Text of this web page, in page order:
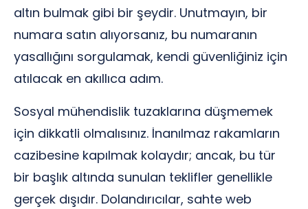
altın bulmak gibi bir şeydir. Unutmayın, bir
numara satın alıyorsanız, bu numaranın
yasallığını sorgulamak, kendi güvenliğiniz için
atılacak en akıllıca adım.
Sosyal mühendislik tuzaklarına düşmemek
için dikkatli olmalısınız. İnanılmaz rakamların
cazibesine kapılmak kolaydır; ancak, bu tür
bir başlık altında sunulan teklifler genellikle
gerçek dışıdır. Dolandırıcılar, sahte web